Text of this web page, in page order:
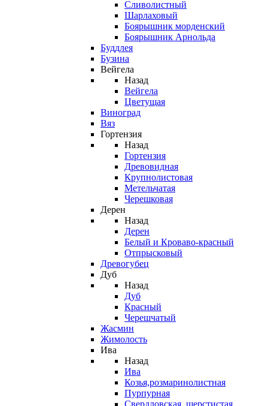
Сливолистный
Шарлаховый
Боярышник морденский
Боярышник Арнольда
Буддлея
Бузина
Вейгела
Назад
Вейгела
Цветущая
Виноград
Вяз
Гортензия
Назад
Гортензия
Древовидная
Крупнолистовая
Метельчатая
Черешковая
Дерен
Назад
Дерен
Белый и Кроваво-красный
Отпрысковый
Древогубец
Дуб
Назад
Дуб
Красный
Черешчатый
Жасмин
Жимолость
Ива
Назад
Ива
Козья,розмаринолистная
Пурпурная
Свердловская, шерстистая